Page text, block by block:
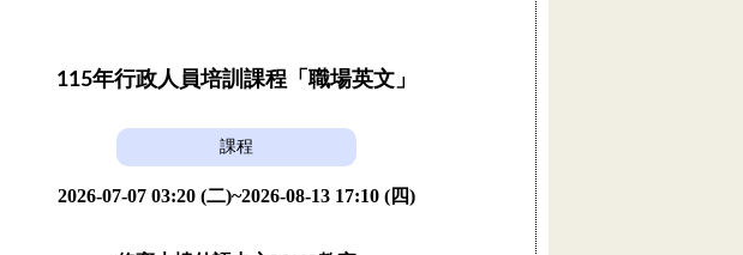
115年行政人員培訓課程「職場英文」
課程
2026-07-07 03:20 (二)~2026-08-13 17:10 (四)